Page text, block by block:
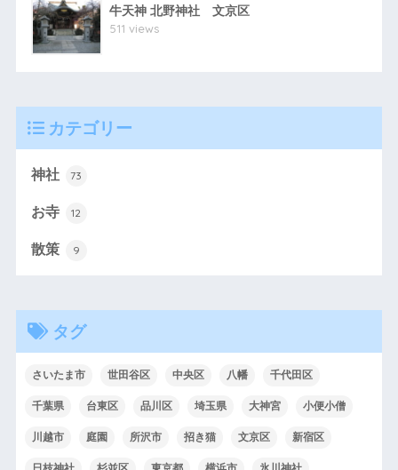
牛天神 北野神社 文京区
511 views
カテゴリー
神社 73
お寺 12
散策 9
タグ
さいたま市 世田谷区 中央区 八幡 千代田区
千葉県 台東区 品川区 埼玉県 大神宮 小便小僧
川越市 庭園 所沢市 招き猫 文京区 新宿区